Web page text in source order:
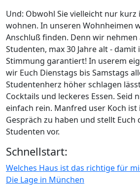
Und: Obwohl Sie vielleicht nur kurz
wohnen. In unseren Wohnheimen
Anschluß finden. Denn wir nehmen
Studenten, max 30 Jahre alt - damit
Stimmung garantiert! In userem
wir Euch Dienstags bis Samstags
Studentenherz höher schlagen
Cocktails und leckeres Essen. Seid
einfach rein. Manfred user Koch
Gespräch zu haben und stellt Euch
Studenten vor.
Schnellstart:
Welches Haus ist das richtige für
Die Lage in München